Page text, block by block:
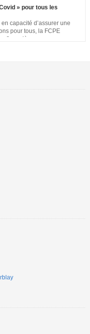
pas les jauges, cours en
Vous pouvez signer la
» pour tous les
capacité d’assurer une
pour tous, la FCPE
financière, sans aucune